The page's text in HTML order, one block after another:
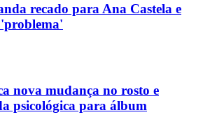
recado para Ana Castela e
nova mudança no rosto e
psicológica para álbum